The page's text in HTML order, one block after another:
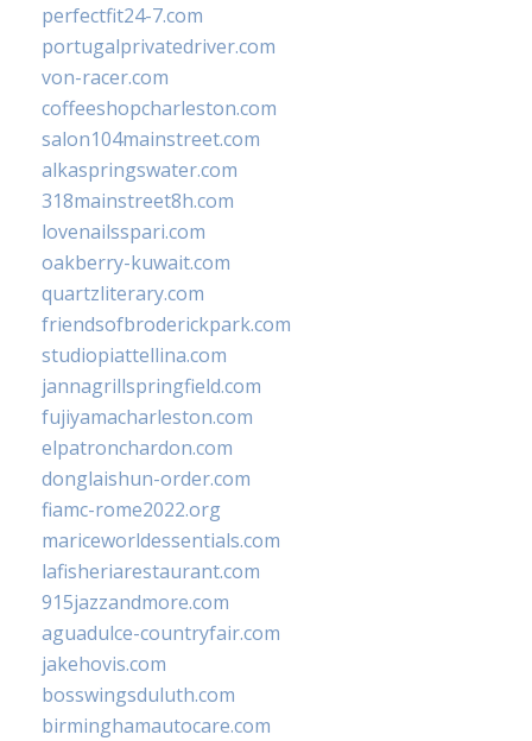
perfectfit24-7.com
portugalprivatedriver.com
von-racer.com
coffeeshopcharleston.com
salon104mainstreet.com
alkaspringswater.com
318mainstreet8h.com
lovenailsspari.com
oakberry-kuwait.com
quartzliterary.com
friendsofbroderickpark.com
studiopiattellina.com
jannagrillspringfield.com
fujiyamacharleston.com
elpatronchardon.com
donglaishun-order.com
fiamc-rome2022.org
mariceworldessentials.com
lafisheriarestaurant.com
915jazzandmore.com
aguadulce-countryfair.com
jakehovis.com
bosswingsduluth.com
birminghamautocare.com